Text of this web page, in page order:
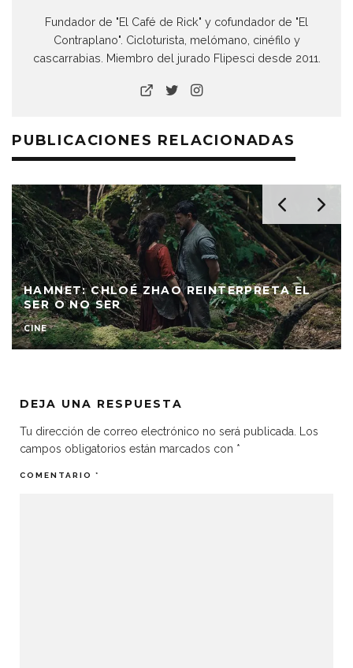
Fundador de "El Café de Rick" y cofundador de "El
Contraplano". Cicloturista, melómano, cinéfilo y
cascarrabias. Miembro del jurado Flipesci desde 2011.
PUBLICACIONES RELACIONADAS
‘AFTERSUN’: DIFÍCIL DE OLVIDAR
CINE CRÍTICAS 2022
DEJA UNA RESPUESTA
Tu dirección de correo electrónico no será publicada. Los
campos obligatorios están marcados con *
COMENTARIO *